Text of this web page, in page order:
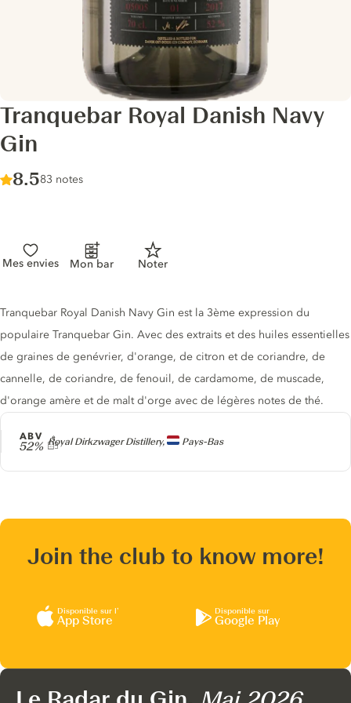
Tranquebar Royal Danish Navy
Gin
Score :
8.5/ 10
83 notes
Mes envies Mon bar Noter
Producteur
Royal Dirkzwager Distillery, Pays-Bas
ABV
52%
Description du gin
Tranquebar Royal Danish Navy Gin est la 3ème expression du
populaire Tranquebar Gin. Avec des extraits et des huiles essentielles
de graines de genévrier, d'orange, de citron et de coriandre, de
cannelle, de coriandre, de fenouil, de cardamome, de muscade,
d'orange amère et de malt d'orge avec de légères notes de thé.
Join the club to know more!
Disponible sur l’
App Store
Disponible sur
Google Play